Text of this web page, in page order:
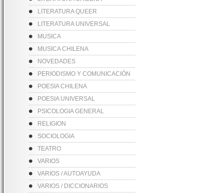
LITERATURA QUEER
LITERATURA UNIVERSAL
MUSICA
MUSICA CHILENA
NOVEDADES
PERIODISMO Y COMUNICACIÓN
POESIA CHILENA
POESIA UNIVERSAL
PSICOLOGIA GENERAL
RELIGION
SOCIOLOGIA
TEATRO
VARIOS
VARIOS / AUTOAYUDA
VARIOS / DICCIONARIOS